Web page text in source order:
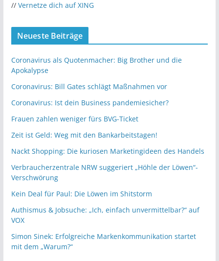
// Vernetze dich auf XING
Neueste Beiträge
Coronavirus als Quotenmacher: Big Brother und die
Apokalypse
Coronavirus: Bill Gates schlägt Maßnahmen vor
Coronavirus: Ist dein Business pandemiesicher?
Frauen zahlen weniger fürs BVG-Ticket
Zeit ist Geld: Weg mit den Bankarbeitstagen!
Nackt Shopping: Die kuriosen Marketingideen des Handels
Verbraucherzentrale NRW suggeriert „Höhle der Löwen“-
Verschwörung
Kein Deal für Paul: Die Löwen im Shitstorm
Authismus & Jobsuche: „Ich, einfach unvermittelbar?“ auf
VOX
Simon Sinek: Erfolgreiche Markenkommunikation startet
mit dem „Warum?“